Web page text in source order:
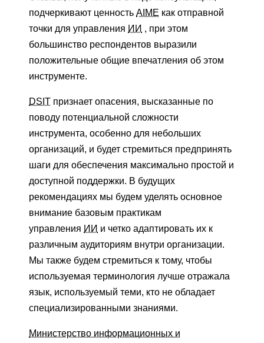
подчеркивают ценность AIME как отправной
точки для управления ИИ , при этом
большинство респондентов выразили
положительные общие впечатления об этом
инструменте.
DSIT признает опасения, высказанные по
поводу потенциальной сложности
инструмента, особенно для небольших
организаций, и будет стремиться предпринять
шаги для обеспечения максимально простой и
доступной поддержки. В будущих
рекомендациях мы будем уделять основное
внимание базовым практикам
управления ИИ и четко адаптировать их к
различным аудиториям внутри организации.
Мы также будем стремиться к тому, чтобы
используемая терминология лучше отражала
язык, используемый теми, кто не обладает
специализированными знаниями.
Министерство информационных и